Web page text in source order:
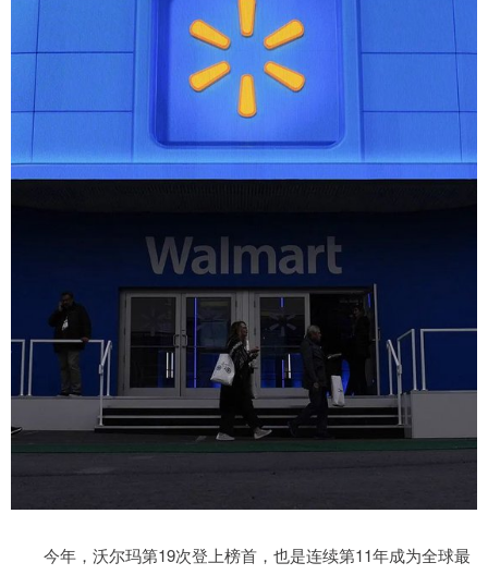
今年，沃尔玛第19次登上榜首，也是连续第11年成为全球最